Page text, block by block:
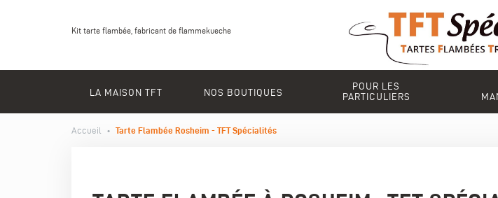
Kit tarte flambée, fabricant de flammekueche
LA MAISON TFT NOS BOUTIQUES
POUR LES
PARTICULIERS
Accueil • Tarte Flambée Rosheim - TFT Spécialités